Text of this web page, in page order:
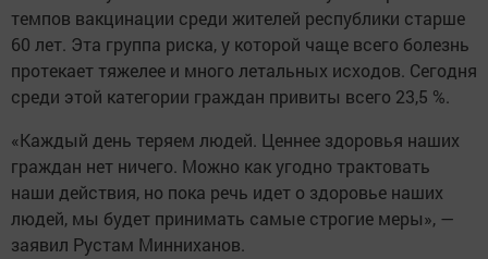
темпов вакцинации среди жителей республики старше
60 лет. Эта группа риска, у которой чаще всего болезнь
протекает тяжелее и много летальных исходов. Сегодня
среди этой категории граждан привиты всего 23,5 %.
«Каждый день теряем людей. Ценнее здоровья наших
граждан нет ничего. Можно как угодно трактовать
наши действия, но пока речь идет о здоровье наших
людей, мы будет принимать самые строгие меры», —
заявил Рустам Минниханов.